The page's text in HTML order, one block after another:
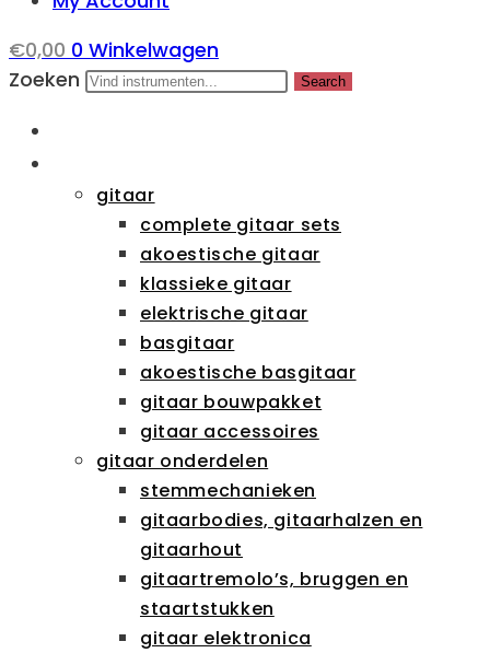
€0,00 0 Winkelwagen
Zoeken
Search
gitaar
complete gitaar sets
akoestische gitaar
klassieke gitaar
elektrische gitaar
basgitaar
akoestische basgitaar
gitaar bouwpakket
gitaar accessoires
gitaar onderdelen
stemmechanieken
gitaarbodies, gitaarhalzen en
gitaarhout
gitaartremolo’s, bruggen en
staartstukken
gitaar elektronica